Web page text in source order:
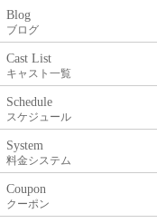
Blog
ブログ
Cast List
キャスト一覧
Schedule
スケジュール
System
料金システム
Coupon
クーポン